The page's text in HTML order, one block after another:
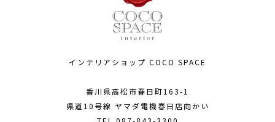
インテリアショップ COCO SPACE
香川県高松市春日町163-1
県道10号線 ヤマダ電機春日店向かい